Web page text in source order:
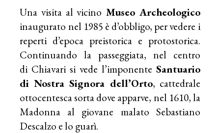
Una visita al vicino Museo Archeologico
inaugurato nel 1985 è d’obbligo, per vedere i
reperti d’epoca preistorica e protostorica.
Continuando la passeggiata, nel centro
di Chiavari si vede l’imponente Santuario
di Nostra Signora dell’Orto, cattedrale
ottocentesca sorta dove apparve, nel 1610, la
Madonna al giovane malato Sebastiano
Descalzo e lo guarì.